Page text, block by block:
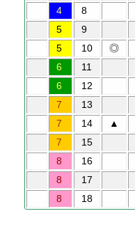
4
8
5
9
5
10 ◎
6
11
6
12
7
13
7
14 ▲
7
15
8
16
8
17
8
18